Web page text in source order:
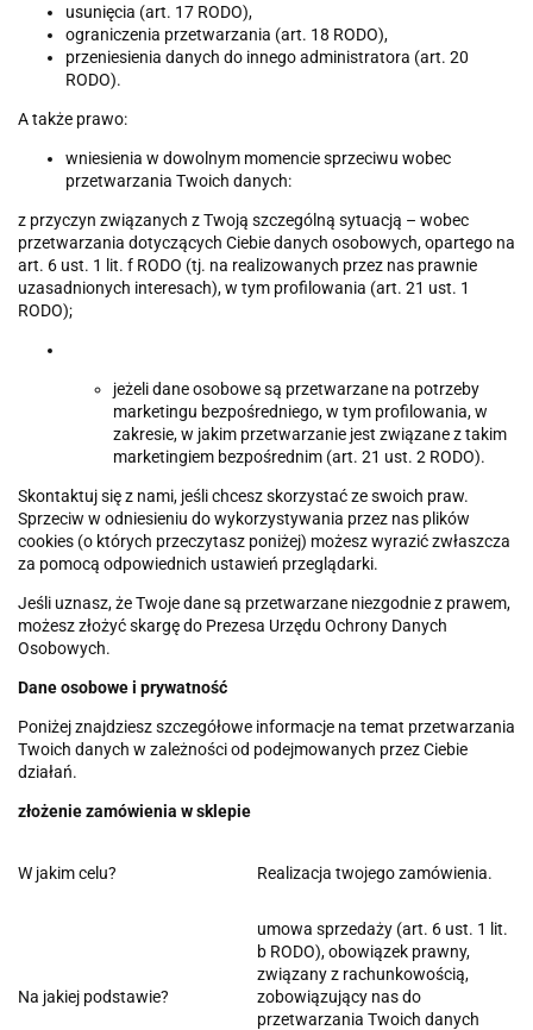
usunięcia (art. 17 RODO),
ograniczenia przetwarzania (art. 18 RODO),
przeniesienia danych do innego administratora (art. 20
RODO).
A także prawo:
wniesienia w dowolnym momencie sprzeciwu wobec
przetwarzania Twoich danych:
z przyczyn związanych z Twoją szczególną sytuacją – wobec
przetwarzania dotyczących Ciebie danych osobowych, opartego na
art. 6 ust. 1 lit. f RODO (tj. na realizowanych przez nas prawnie
uzasadnionych interesach), w tym profilowania (art. 21 ust. 1
RODO);
jeżeli dane osobowe są przetwarzane na potrzeby
marketingu bezpośredniego, w tym profilowania, w
zakresie, w jakim przetwarzanie jest związane z takim
marketingiem bezpośrednim (art. 21 ust. 2 RODO).
Skontaktuj się z nami, jeśli chcesz skorzystać ze swoich praw.
Sprzeciw w odniesieniu do wykorzystywania przez nas plików
cookies (o których przeczytasz poniżej) możesz wyrazić zwłaszcza
za pomocą odpowiednich ustawień przeglądarki.
Jeśli uznasz, że Twoje dane są przetwarzane niezgodnie z prawem,
możesz złożyć skargę do Prezesa Urzędu Ochrony Danych
Osobowych.
Dane osobowe i prywatność
Poniżej znajdziesz szczegółowe informacje na temat przetwarzania
Twoich danych w zależności od podejmowanych przez Ciebie
działań.
złożenie zamówienia w sklepie
W jakim celu? Realizacja twojego zamówienia.
Na jakiej podstawie?
umowa sprzedaży (art. 6 ust. 1 lit.
b RODO), obowiązek prawny,
związany z rachunkowością,
zobowiązujący nas do
przetwarzania Twoich danych